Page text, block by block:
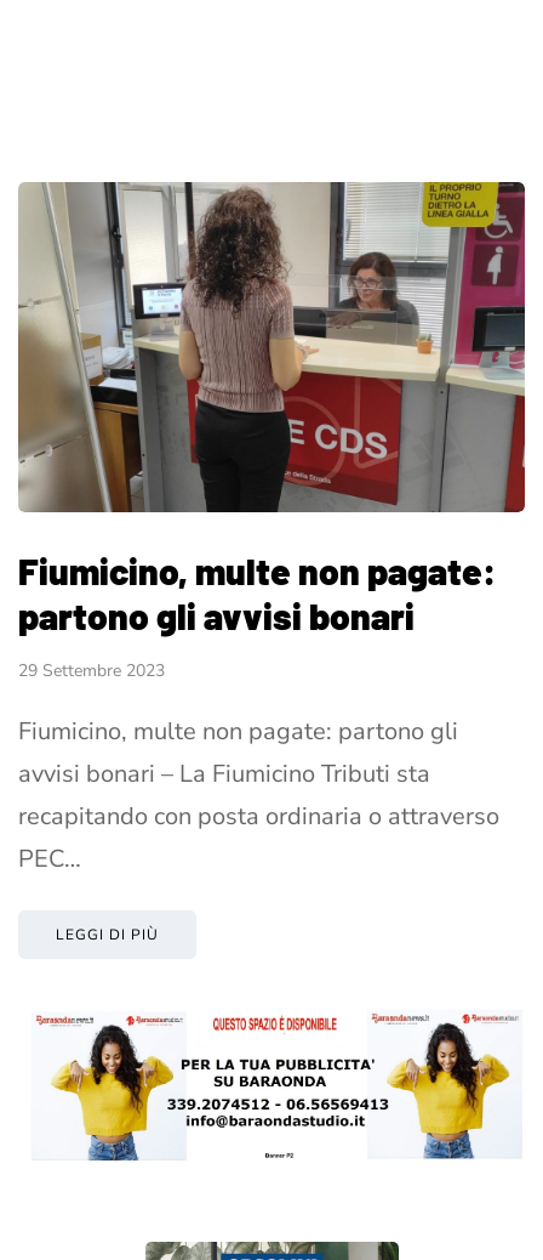
Fiumicino, multe non pagate:
partono gli avvisi bonari
29 Settembre 2023
Fiumicino, multe non pagate: partono gli
avvisi bonari – La Fiumicino Tributi sta
recapitando con posta ordinaria o attraverso
PEC…
LEGGI DI PIÙ